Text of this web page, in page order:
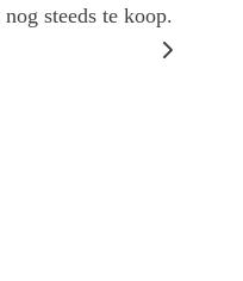
steeds te koop.